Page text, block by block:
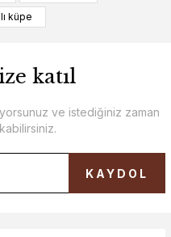
küpe
katıl
ve istediğiniz zaman
KAYDOL